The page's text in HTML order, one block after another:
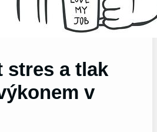
stres a tlak
v